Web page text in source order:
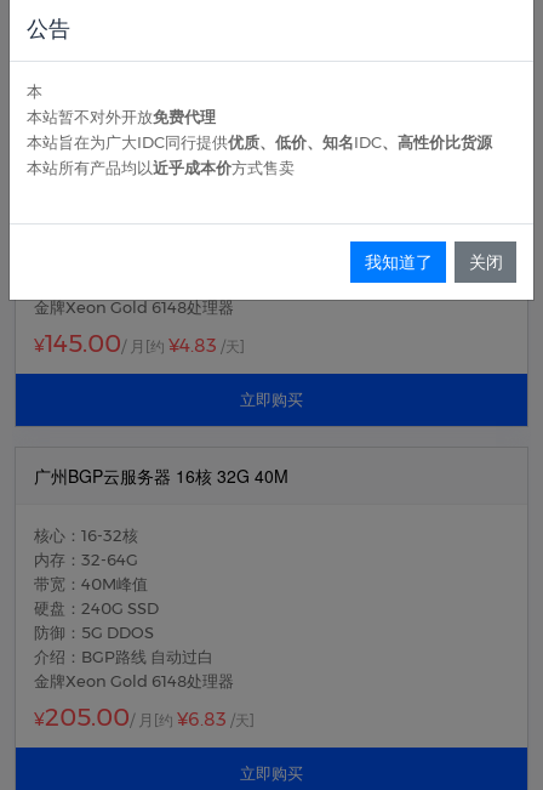
广州BGP云服务器 16核 16G 35M
核心：16-32核
金牌Xeon Gold 6148处理器
¥145.00/ 月 [约 ¥4.83 /天]
立即购买
广州BGP云服务器 16核 32G 40M
核心：16-32核
内存：32-64G
带宽：40M峰值
硬盘：240G SSD
防御：5G DDOS
介绍：BGP路线 自动过白
金牌Xeon Gold 6148处理器
¥205.00/ 月 [约 ¥6.83 /天]
立即购买
公告
本
本站暂不对外开放免费代理
本站旨在为广大IDC同行提供优质、低价、知名IDC、高性价比货源
本站所有产品均以近乎成本价方式售卖
我知道了 关闭